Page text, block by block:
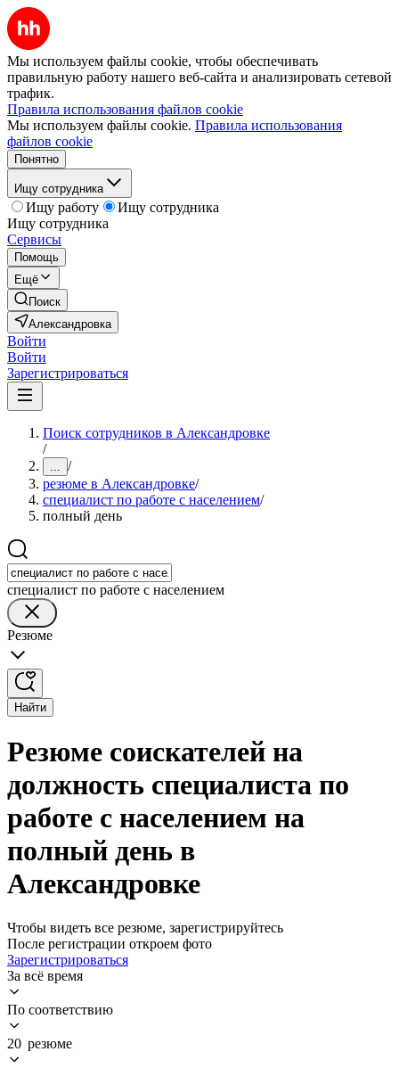
Мы используем файлы cookie, чтобы обеспечивать
правильную работу нашего веб-сайта и анализировать сетевой
трафик.
Правила использования файлов cookie
Мы используем файлы cookie. Правила использования
файлов cookie
Понятно
Ищу сотрудника
Ищу работу
Ищу сотрудника
Ищу сотрудника
Сервисы
Помощь
Ещё
Поиск
Александровка
Войти
Войти
Зарегистрироваться
Поиск сотрудников в Александровке
/
... /
резюме в Александровке/
специалист по работе с населением/
полный день
специалист по работе с населением
Резюме
Найти
Резюме соискателей на
должность специалиста по
работе с населением на
полный день в
Александровке
Чтобы видеть все резюме, зарегистрируйтесь
После регистрации откроем фото
Зарегистрироваться
За всё время
По соответствию
20 резюме